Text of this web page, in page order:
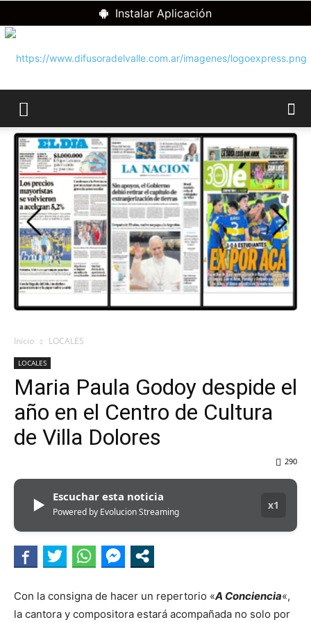
Instalar Aplicación
DIFUSORA
DEL
VALLE
Inicio LOCALES
LOCALES
Maria Paula Godoy despide el
año en el Centro de Cultura
de Villa Dolores
290
▶ Escuchar esta noticia
Powered by Evolucion Streaming
x1
Con la consigna de hacer un repertorio «A Conciencia«,
la cantora y compositora estará acompañada no solo por